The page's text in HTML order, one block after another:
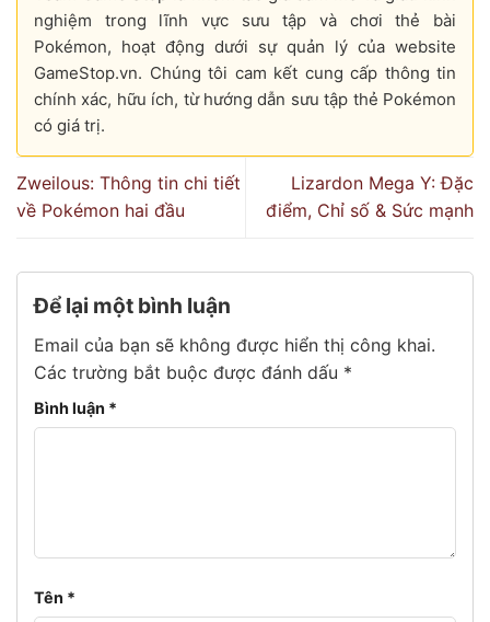
nghiệm trong lĩnh vực sưu tập và chơi thẻ bài
Pokémon, hoạt động dưới sự quản lý của website
GameStop.vn. Chúng tôi cam kết cung cấp thông tin
chính xác, hữu ích, từ hướng dẫn sưu tập thẻ Pokémon
có giá trị.
Zweilous: Thông tin chi tiết
về Pokémon hai đầu
Lizardon Mega Y: Đặc
điểm, Chỉ số & Sức mạnh
Để lại một bình luận
Email của bạn sẽ không được hiển thị công khai.
Các trường bắt buộc được đánh dấu *
Bình luận *
Tên *